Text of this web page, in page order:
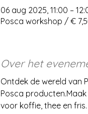
06 aug 2025, 11:00 –
Posca workshop / €
Over het
Ontdek de wereld van
Posca
voor koffie, thee en